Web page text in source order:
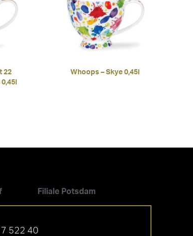
22
Whoops – Skye 0,45l
Filiale Potsdam
522 40